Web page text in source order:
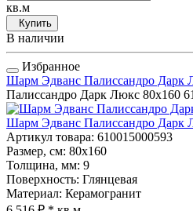
кв.м
Купить
В наличии
Избранное
Шарм Эдванс Палиссандро Дарк
Палиссандро Дарк Люкс 80x160
Шарм Эдванс Палиссандро Дарк
Артикул товара: 610015000593
Размер, см: 80x160
Толщина, мм: 9
Поверхность: Глянцевая
Материал: Керамогранит